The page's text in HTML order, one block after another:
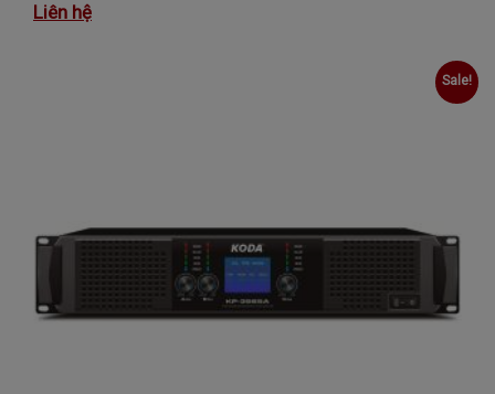
Liên hệ
Sale!